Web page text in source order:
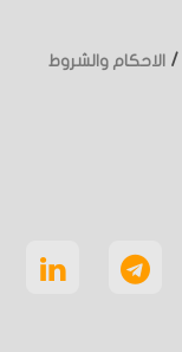
/ الاحكام والشروط